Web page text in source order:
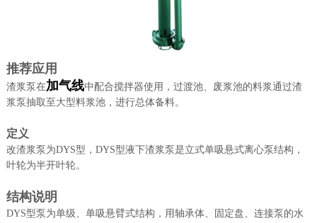
推荐应用
渣浆泵在加气线中配合搅拌器使用，过渡池、废浆池的料浆通过渣
浆泵抽取至大型料浆池，进行总体备料。
定义
改渣浆泵为DYS型，DYS型液下渣浆泵是立式单吸悬式离心泵结构，
叶轮为半开叶轮。
结构说明
DYS型泵为单级、单吸悬臂式结构，用轴承体、固定盘、连接泵的水